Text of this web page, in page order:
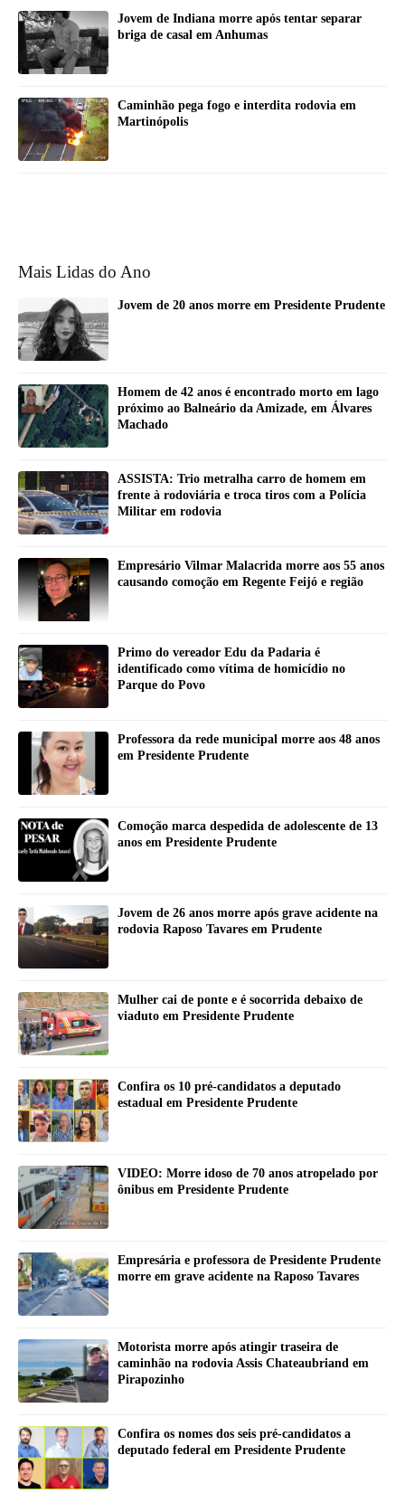
Jovem de Indiana morre após tentar separar
briga de casal em Anhumas
Caminhão pega fogo e interdita rodovia em
Martinópolis
Mais Lidas do Ano
Jovem de 20 anos morre em Presidente Prudente
Homem de 42 anos é encontrado morto em lago
próximo ao Balneário da Amizade, em Álvares
Machado
ASSISTA: Trio metralha carro de homem em
frente à rodoviária e troca tiros com a Polícia
Militar em rodovia
Empresário Vilmar Malacrida morre aos 55 anos
causando comoção em Regente Feijó e região
Primo do vereador Edu da Padaria é
identificado como vítima de homicídio no
Parque do Povo
Professora da rede municipal morre aos 48 anos
em Presidente Prudente
Comoção marca despedida de adolescente de 13
anos em Presidente Prudente
Jovem de 26 anos morre após grave acidente na
rodovia Raposo Tavares em Prudente
Mulher cai de ponte e é socorrida debaixo de
viaduto em Presidente Prudente
Confira os 10 pré-candidatos a deputado
estadual em Presidente Prudente
VIDEO: Morre idoso de 70 anos atropelado por
ônibus em Presidente Prudente
Empresária e professora de Presidente Prudente
morre em grave acidente na Raposo Tavares
Motorista morre após atingir traseira de
caminhão na rodovia Assis Chateaubriand em
Pirapozinho
Confira os nomes dos seis pré-candidatos a
deputado federal em Presidente Prudente